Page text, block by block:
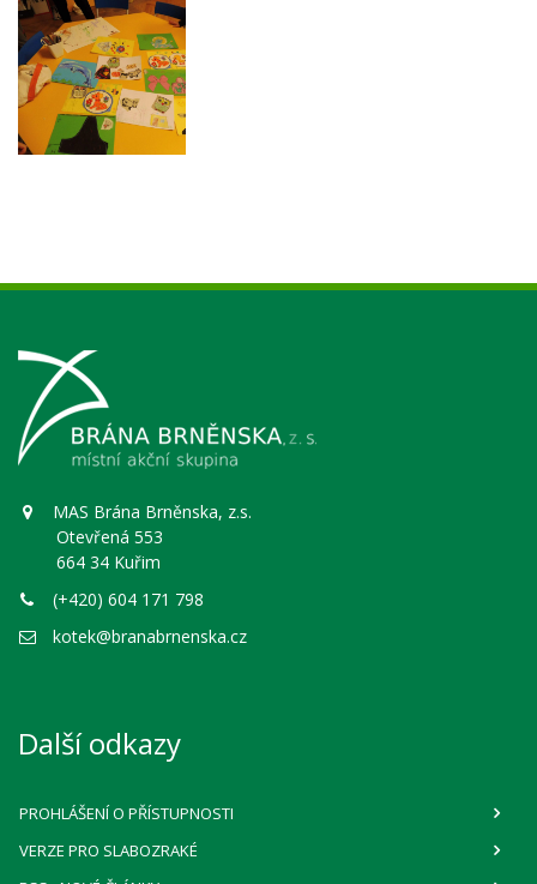
MAS Brána Brněnska, z.s.
Otevřená 553
664 34 Kuřim
(+420) 604 171 798
kotek@branabrnenska.cz
Další odkazy
PROHLÁŠENÍ O PŘÍSTUPNOSTI
VERZE PRO SLABOZRAKÉ